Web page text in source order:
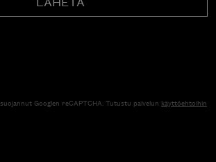
Googlen reCAPTCHA. Tutustu palvelun käyttöehtoihin